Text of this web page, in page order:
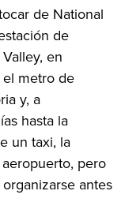
de National
de
en
metro de
y, a
hasta la
un taxi, la
pero
antes